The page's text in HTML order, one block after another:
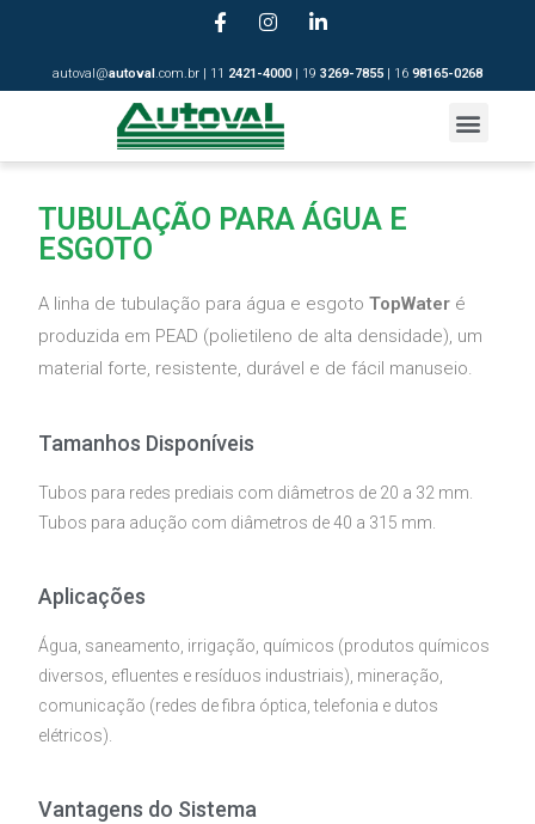
autoval@autoval.com.br | 11 2421-4000| 19 3269-7855 | 16 98165-0268
TUBULAÇÃO PARA ÁGUA E
ESGOTO
A linha de tubulação para água e esgotoTopWater é
produzida em PEAD (polietileno de alta densidade), um
material forte, resistente, durável e de fácil manuseio.
Tamanhos Disponíveis
Tubos para redes prediais com diâmetros de 20 a 32 mm.
Tubos para adução com diâmetros de 40 a 315 mm.
Aplicações
Água, saneamento, irrigação, químicos (produtos químicos
diversos, efluentes e resíduos industriais), mineração,
comunicação (redes de fibra óptica, telefonia e dutos
elétricos).
Vantagens do Sistema